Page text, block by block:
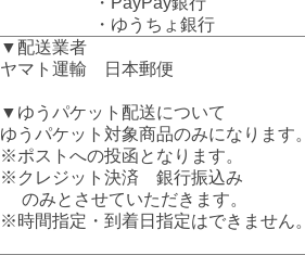
・ゆうちょ銀行
▼配送業者
ヤマト運輸 日本郵便
▼ゆうパケット配送について
ゆうパケット対象商品のみになります。
※ポストへの投函となります。
※クレジット決済 銀行振込み
のみとさせていただきます。
※時間指定・到着日指定はできません。